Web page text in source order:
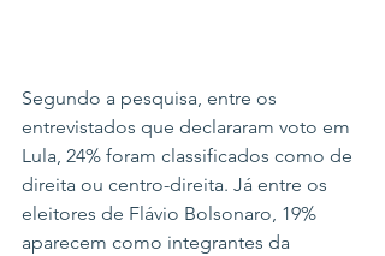
Segundo a pesquisa, entre os
entrevistados que declararam voto em
Lula, 24% foram classificados como de
direita ou centro-direita. Já entre os
eleitores de Flávio Bolsonaro, 19%
aparecem como integrantes da